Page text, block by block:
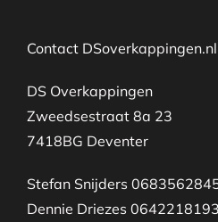
Contact DSoverkappingen.nl
DS Overkappingen
Zweedsestraat 8a 23
7418BG Deventer
Stefan Snijders
Dennie Driezes 0642218193